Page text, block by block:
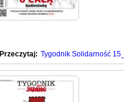
Przeczytaj: Tygodnik Solidarność